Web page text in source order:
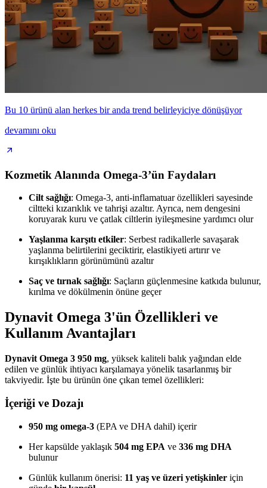
Bu 10 ürünü alan herkes bir anda trend belirleyiciye dönüşüyor
devamını oku
Kozmetik Alanında Omega-3’ün Faydaları
Cilt sağlığı: Omega-3, anti-inflamatuar özellikleri sayesinde
ciltteki kızarıklık ve tahrişi azaltır. Ayrıca, nem dengesini
koruyarak kuru ve çatlak ciltlerin iyileşmesine yardımcı olur
Yaşlanma karşıtı etkiler: Serbest radikallerle savaşarak
yaşlanma belirtilerini geciktirir, elastikiyeti artırır ve
kırışıklıkların görünümünü azaltır
Saç ve tırnak sağlığı: Saçların güçlenmesine katkıda bulunur,
kırılma ve dökülmenin önüne geçer
Dynavit Omega 3'ün Özellikleri ve
Kullanım Avantajları
Dynavit Omega 3 950 mg, yüksek kaliteli balık yağından elde
edilen ve günlük ihtiyacı karşılamaya yönelik tasarlanmış bir
takviyedir. İşte bu ürünün öne çıkan temel özellikleri:
İçeriği ve Dozajı
950 mg omega-3 (EPA ve DHA dahil) içerir
Her kapsülde yaklaşık 504 mg EPA ve 336 mg DHA
bulunur
Günlük kullanım önerisi: 11 yaş ve üzeri yetişkinler için